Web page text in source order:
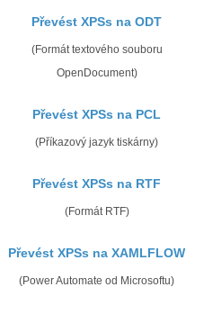
Převést XPSs na ODT
(Formát textového souboru
OpenDocument)
Převést XPSs na PCL
(Příkazový jazyk tiskárny)
Převést XPSs na RTF
(Formát RTF)
Převést XPSs na XAMLFLOW
(Power Automate od Microsoftu)